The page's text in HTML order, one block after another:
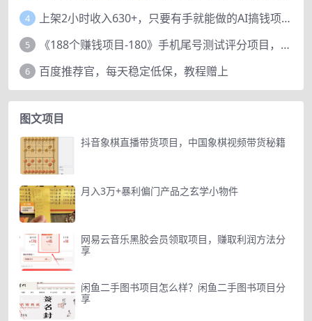
4 上架2小时收入630+，只要有手就能做的AI搞钱项目，奶奶看完都能学会!
5 《188个赚钱项目-180》手机尾号测试评分项目，短视频直播日赚200+
6 百度推荐官，每天稳定低保，教程赠上
图文项目
抖音象棋直播带货项目，中国象棋视频带货秘籍
月入3万+暴利偏门产品之玄学小物件
网易云音乐黑胶会员领取项目，赚取利润方法分
享
闲鱼二手图书项目怎么样？闲鱼二手图书项目分
享